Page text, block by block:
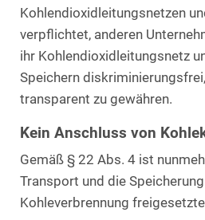
Kohlendioxidleitungsnetzen
verpflichtet, anderen
ihr Kohlendioxidleitungsnetz
Speichern
transparent zu gewähren.
Kein Anschluss von
Gemäß § 22 Abs. 4 ist
Transport und die
Kohleverbrennung